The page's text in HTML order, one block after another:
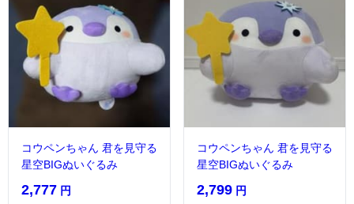
コウペンちゃん 君を見守る
星空BIGぬいぐるみ
2,777 円
コウペンちゃん 君を見守る
星空BIGぬいぐるみ
2,799 円